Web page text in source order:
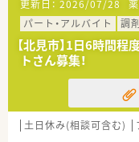
■スタイリッシュ
■薬剤師6名体制
んをメインに応需
〈企業紹介〉
■全国に400店舗
地域密着型店舗
人生に寄り添う
■ご主人の転勤な
更新日： 2026/07/28
パート・アルバイト
調
【北見市】1日6時間
トさん募集！
土日休み(相談可含む)